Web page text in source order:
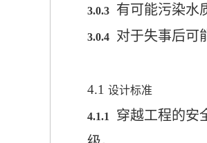
3.0.3 有可能污染水
3.0.4 对于失事后可
4.1 设计标准
4.1.1
穿越工程的安